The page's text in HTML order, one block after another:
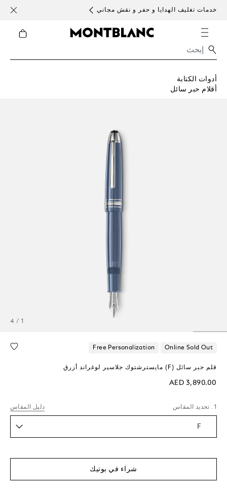
خدمات تغليف الهدايا و حفر و نقش مجاني
الأحد
أدوات الكتابة
أقلام حبر سائل
1 / 4
Online Sold Out
Free Personalization
قلم حبر سائل (F) مايسترشتوك جلاسير لوغراند أزرق
AED 3,890.00
1. تحديد المقاس دليل المقاس
F
شراء في بوتيك